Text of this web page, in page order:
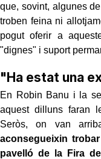
que, sovint, algunes
troben feina ni
pogut oferir a
"dignes" i suport
"Ha estat una
En Robin Banu i la
aquest dilluns faran
Seròs, on van
aconsegueixin
pavelló de la Fira